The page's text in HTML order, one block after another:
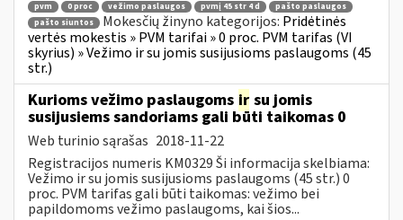
pvm 0 proc vežimo paslaugos pvmį 45 str 4 d
pašto paslaugos
pašto siuntos
Mokesčių žinyno kategorijos: Pridėtinės
vertės mokestis » PVM tarifai » 0 proc. PVM tarifas (VI
skyrius) » Vežimo ir su jomis susijusioms paslaugoms (45
str.)
Kurioms vežimo paslaugoms ir su jomis
susijusiems sandoriams gali būti taikomas 0
Web turinio sąrašas 2018-11-22
Registracijos numeris KM0329 Ši informacija skelbiama:
Vežimo ir su jomis susijusioms paslaugoms (45 str.) 0
proc. PVM tarifas gali būti taikomas: vežimo bei
papildomoms vežimo paslaugoms, kai šios...